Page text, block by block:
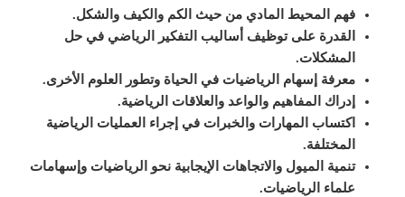
فهم المحيط المادي من حيث الكم والكيف والشكل.
القدرة على توظيف أساليب التفكير الرياضي في حل
المشكلات.
معرفة إسهام الرياضيات في الحياة وتطور العلوم الأخرى.
إدراك المفاهيم والواعد والعلاقات الرياضية.
اكتساب المهارات والخبرات في إجراء العمليات الرياضية
المختلفة.
تنمية الميول والاتجاهات الإيجابية نحو الرياضيات وإسهامات
علماء الرياضيات.